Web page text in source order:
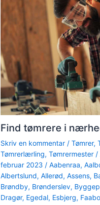
Find tømrere i
Skriv en kommentar / Tømrer,
Tømrerlærling, Tømrermester /
februar 2023 / Aabenraa,
Albertslund, Allerød, Assens,
Brøndby, Brønderslev,
Dragør, Egedal, Esbjerg,